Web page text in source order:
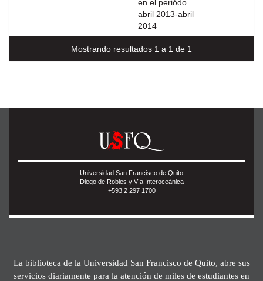
en el periódo
abril 2013-abril
2014
Mostrando resultados 1 a 1 de 1
Universidad San Francisco de Quito
Diego de Robles y Vía Interoceánica
+593 2 297 1700
La biblioteca de la Universidad San Francisco de Quito, abre sus
servicios diariamente para la atención de miles de estudiantes en